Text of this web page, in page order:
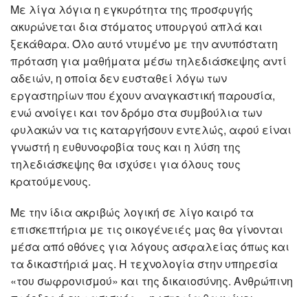
Με λίγα λόγια η εγκυρότητα της προσφυγής
ακυρώνεται δια στόματος υπουργού απλά και
ξεκάθαρα. Όλο αυτό ντυμένο με την ανυπόστατη
πρόταση για μαθήματα μέσω τηλεδιάσκεψης αντί
αδειών, η οποία δεν ευσταθεί λόγω των
εργαστηρίων που έχουν αναγκαστική παρουσία,
ενώ ανοίγει και τον δρόμο στα συμβούλια των
φυλακών να τις καταργήσουν εντελώς, αφού είναι
γνωστή η ευθυνοφοβία τους και η λύση της
τηλεδιάσκεψης θα ισχύσει για όλους τους
κρατούμενους.
Με την ίδια ακριβώς λογική σε λίγο καιρό τα
επισκεπτήρια με τις οικογένειές μας θα γίνονται
μέσα από οθόνες για λόγους ασφαλείας όπως και
τα δικαστήριά μας. Η τεχνολογία στην υπηρεσία
«του σωφρονισμού» και της δικαιοσύνης. Ανθρώπινη